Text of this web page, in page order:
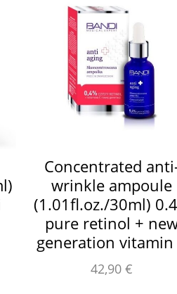
Concentrated
wrinkle ampoule
(1.01fl.oz./30ml)
pure retinol +
generation vitamin
42,90€